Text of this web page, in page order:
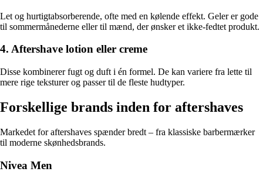
Let og hurtigtabsorberende, ofte med en kølende effekt. Geler er gode
til sommermånederne eller til mænd, der ønsker et ikke-fedtet produkt.
4. Aftershave lotion eller creme
Disse kombinerer fugt og duft i én formel. De kan variere fra lette til
mere rige teksturer og passer til de fleste hudtyper.
Forskellige brands inden for aftershaves
Markedet for aftershaves spænder bredt – fra klassiske barbermærker
til moderne skønhedsbrands.
Nivea Men